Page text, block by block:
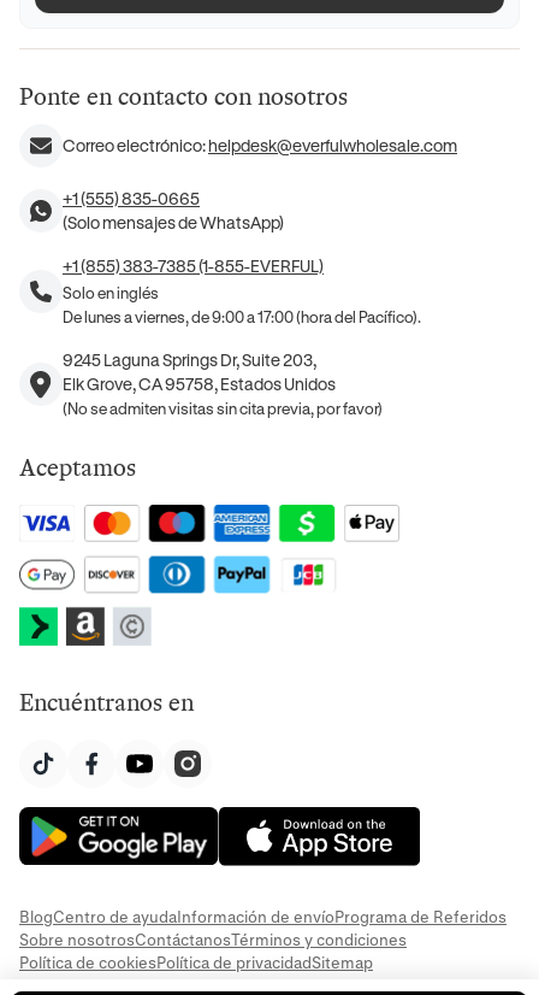
Ponte en contacto con nosotros
Correo electrónico:helpdesk@everfulwholesale.com
+1 (555) 835-0665
(Solo mensajes de WhatsApp)
+1 (855) 383-7385 (1-855-EVERFUL)
Solo en inglés
De lunes a viernes, de 9:00 a 17:00 (hora del Pacífico).
9245 Laguna Springs Dr, Suite 203,
Elk Grove, CA 95758, Estados Unidos
(No se admiten visitas sin cita previa, por favor)
Aceptamos
Encuéntranos en
BlogCentro de ayudaInformación de envíoPrograma de Referidos
Sobre nosotrosContáctanosTérminos y condiciones
Política de cookiesPolítica de privacidadSitemap